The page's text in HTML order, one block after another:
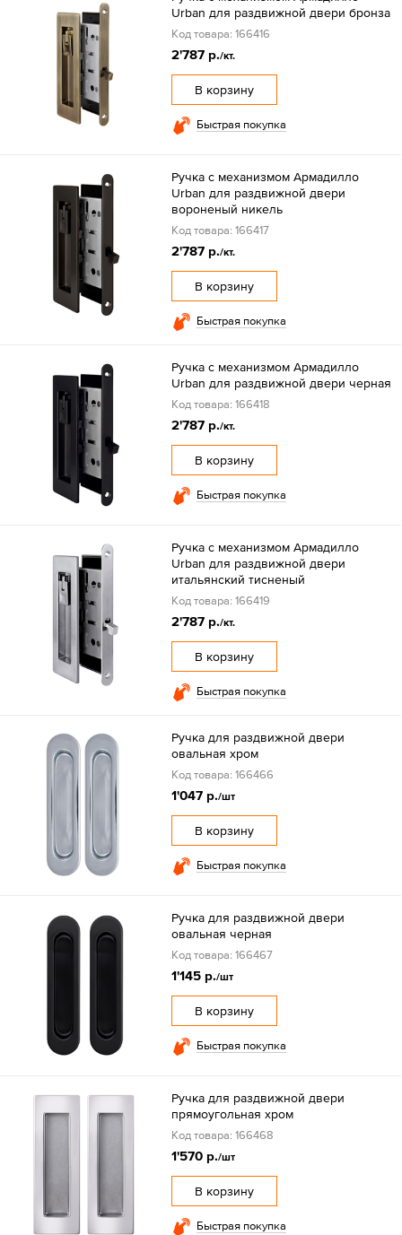
Urban для раздвижной двери бронза
Код товара: 166416
2'787 р./кт.
В корзину
Быстрая покупка
Ручка с механизмом Армадилло
Urban для раздвижной двери
вороненый никель
Код товара: 166417
2'787 р./кт.
В корзину
Быстрая покупка
Ручка с механизмом Армадилло
Urban для раздвижной двери черная
Код товара: 166418
2'787 р./кт.
В корзину
Быстрая покупка
Ручка с механизмом Армадилло
Urban для раздвижной двери
итальянский тисненый
Код товара: 166419
2'787 р./кт.
В корзину
Быстрая покупка
Ручка для раздвижной двери
овальная хром
Код товара: 166466
1'047 р./шт
В корзину
Быстрая покупка
Ручка для раздвижной двери
овальная черная
Код товара: 166467
1'145 р./шт
В корзину
Быстрая покупка
Ручка для раздвижной двери
прямоугольная хром
Код товара: 166468
1'570 р./шт
В корзину
Быстрая покупка